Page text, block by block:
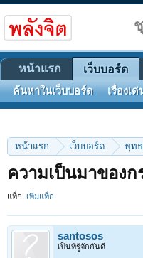
หน้าแรก เว็บบอร์ด พุท
ความเป็นมาของ
แท็ก: เพิ่มแท็ก
santosos
เป็นที่รู้จักกันดี
หน้าแรก เว็บบอร์ด
ค้นหาในเว็บบอร์ด เรื่องเด่